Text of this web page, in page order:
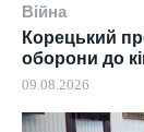
Війна
Корецький
оборони до
09.08.2026